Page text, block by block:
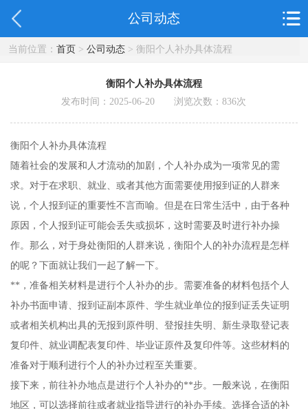
公司动态
当前位置： 首页> 公司动态> 衡阳个人补办具体流程
衡阳个人补办具体流程
发布时间：2025-06-20 浏览次数：836次
衡阳个人补办具体流程
随着社会的发展和人才流动的加剧，个人补办成为一项常见的需
求。对于在求职、就业、或者其他方面需要使用报到证的人群来
说，个人报到证的重要性不言而喻。但是在日常生活中，由于各种
原因，个人报到证可能会丢失或损坏，这时需要及时进行补办操
作。那么，对于身处衡阳的人群来说，衡阳个人的补办流程是怎样
的呢？下面就让我们一起了解一下。
**，准备相关材料是进行个人补办的步。需要准备的材料包括个人
补办书面申请、报到证副本原件、学生就业单位的报到证丢失证明
或者相关机构出具的无报到原件明、登报挂失明、新生录取登记表
复印件、就业调配表复印件、毕业证原件及复印件等。这些材料的
准备对于顺利进行个人的补办过程至关重要。
接下来，前往补办地点是进行个人补办的**步。一般来说，在衡阳
地区，可以选择前往或者就业指导进行的补办手续。选择合适的补